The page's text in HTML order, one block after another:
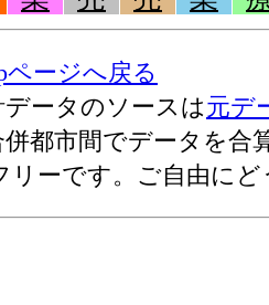
用等額[百万円]
使用等額[百万円]
使用等額[百万円]
料使用等額[百万円]
用等額[百万円]
料使用等額[百万円]
ページへ戻る
ータのソースは元デ
都市間でデータを合
リーです。ご自由にど